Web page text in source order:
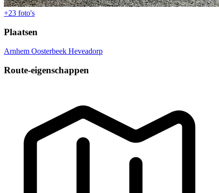
+23 foto's
Plaatsen
Arnhem Oosterbeek Heveadorp
Route-eigenschappen